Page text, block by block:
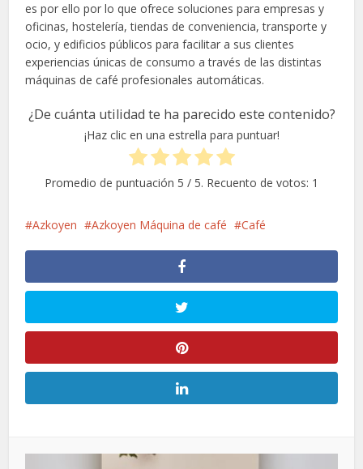
es por ello por lo que ofrece soluciones para empresas y
oficinas, hostelería, tiendas de conveniencia, transporte y
ocio, y edificios públicos para facilitar a sus clientes
experiencias únicas de consumo a través de las distintas
máquinas de café profesionales automáticas.
¿De cuánta utilidad te ha parecido este contenido?
¡Haz clic en una estrella para puntuar!
Promedio de puntuación 5 / 5. Recuento de votos: 1
Azkoyen Azkoyen Máquina de café Café